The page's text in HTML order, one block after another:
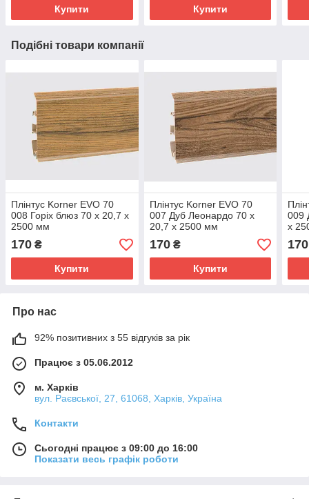
Купити Купити
Подібні товари компанії
Плінтус Korner EVO 70
008 Горіх блюз 70 х 20,7 х
2500 мм
170 ₴
Купити
Плінтус Korner EVO 70
007 Дуб Леонардо 70 х
20,7 х 2500 мм
170₴
Купити
009
х
170
Про нас
92% позитивних з 55 відгуків за рік
Працює з 05.06.2012
м. Харків
вул. Раєвської, 27, 61068, Харків, Україна
Контакти
Сьогодні працює з 09:00 до 16:00
Показати весь графік роботи